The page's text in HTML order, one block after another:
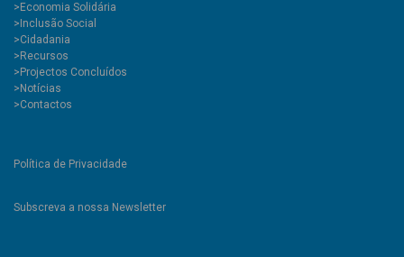
>Economia Solidária
>Inclusão Social
>Cidadania
>Recursos
>Projectos Concluídos
>Notícias
>Contactos
Política de Privacidade
Subscreva a nossa Newsletter